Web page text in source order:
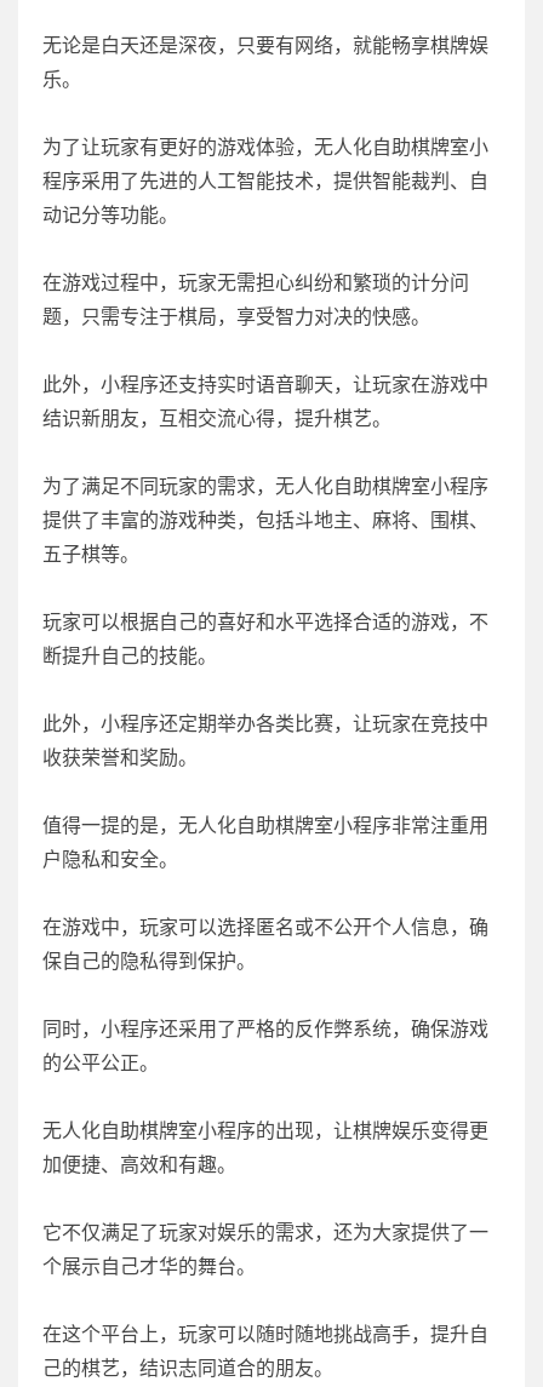
无论是白天还是深夜，只要有网络，就能畅享棋牌娱
乐。
为了让玩家有更好的游戏体验，无人化自助棋牌室小
程序采用了先进的人工智能技术，提供智能裁判、自
动记分等功能。
在游戏过程中，玩家无需担心纠纷和繁琐的计分问
题，只需专注于棋局，享受智力对决的快感。
此外，小程序还支持实时语音聊天，让玩家在游戏中
结识新朋友，互相交流心得，提升棋艺。
为了满足不同玩家的需求，无人化自助棋牌室小程序
提供了丰富的游戏种类，包括斗地主、麻将、围棋、
五子棋等。
玩家可以根据自己的喜好和水平选择合适的游戏，不
断提升自己的技能。
此外，小程序还定期举办各类比赛，让玩家在竞技中
收获荣誉和奖励。
值得一提的是，无人化自助棋牌室小程序非常注重用
户隐私和安全。
在游戏中，玩家可以选择匿名或不公开个人信息，确
保自己的隐私得到保护。
同时，小程序还采用了严格的反作弊系统，确保游戏
的公平公正。
无人化自助棋牌室小程序的出现，让棋牌娱乐变得更
加便捷、高效和有趣。
它不仅满足了玩家对娱乐的需求，还为大家提供了一
个展示自己才华的舞台。
在这个平台上，玩家可以随时随地挑战高手，提升自
己的棋艺，结识志同道合的朋友。